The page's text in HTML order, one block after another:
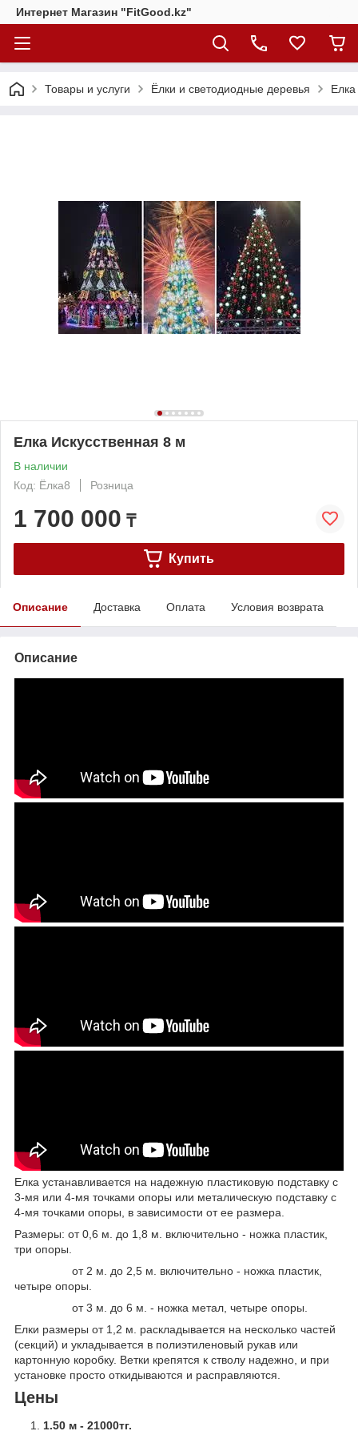
Интернет Магазин "FitGood.kz"
Товары и услуги Ёлки и светодиодные деревья
Елка Искусственная 8 м
В наличии
Код: Ёлка8
Розница
1 700 000 ₸
Купить
Описание Доставка Оплата Условия возврата
Описание
Елка устанавливается на надежную пластиковую подставку с
3-мя или 4-мя точками опоры или металическую подставку с
4-мя точками опоры, в зависимости от ее размера.
Размеры: от 0,6 м. до 1,8 м. включительно - ножка пластик,
три опоры.
от 2 м. до 2,5 м. включительно - ножка пластик,
четыре опоры.
от 3 м. до 6 м. - ножка метал, четыре опоры.
Елки размеры от 1,2 м. раскладывается на несколько частей
(секций) и укладывается в полиэтиленовый рукав или
картонную коробку. Ветки крепятся к стволу надежно, и при
установке просто откидываются и расправляются.
Цены
1.50 м - 21000тг.